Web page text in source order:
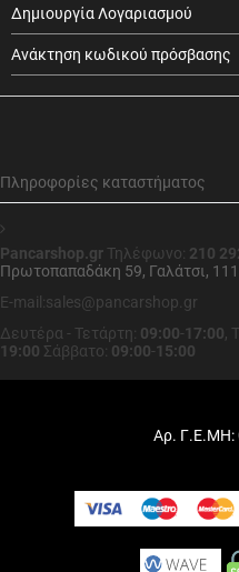
Δημιουργία Λογαριασμού
Ανάκτηση κωδικού πρόσβασης
Πληροφορίες καταστήματος
Pancarshop.gr Τηλέφωνο: 210
Πρωτοπαπαδάκη 59, Γαλάτσι,
E-mail:sales@pancarshop.gr
Δευτέρα - Τετάρτη: 09:00-17:00,
19:00 Σάββατο: 09:00-15:00
Αρ. Γ.Ε.ΜΗ: